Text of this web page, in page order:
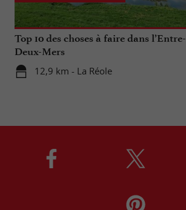
Top 10 des choses à faire dans l’Entre-
Deux-Mers
12,9 km - La Réole